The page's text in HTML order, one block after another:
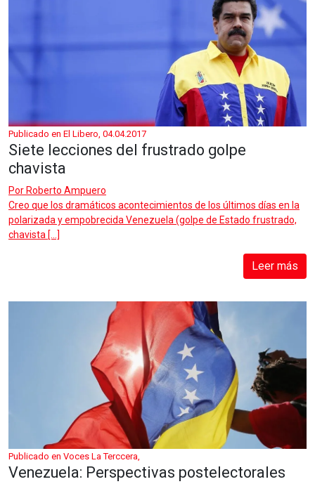
Publicado en El Libero, 04.04.2017
Siete lecciones del frustrado golpe
chavista
Por Roberto Ampuero
Creo que los dramáticos acontecimientos de los últimos días en la
polarizada y empobrecida Venezuela (golpe de Estado frustrado,
chavista […]
Leer más
Publicado en Voces La Terccera,
Venezuela: Perspectivas postelectorales